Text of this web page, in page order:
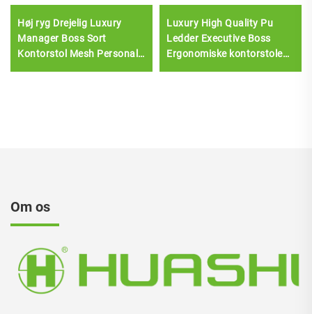
Høj ryg Drejelig Luxury
Manager Boss Sort
Kontorstol Mesh Personale
Luxury High Quality Pu
Ledder Executive Boss
Ergonomiske kontorstole
Om os